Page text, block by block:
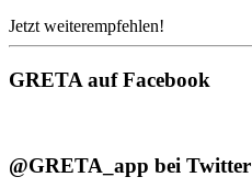
Jetzt weiterempfehlen!
GRETA auf Facebook
@GRETA_app bei Twitter